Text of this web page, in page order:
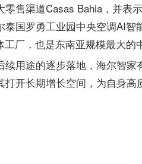
零售渠道Casas Bahia，并表
泰国罗勇工业园中央空调AI
工厂，也是东南亚规模最大的
续用途的逐步落地，海尔智
打开长期增长空间，为自身高